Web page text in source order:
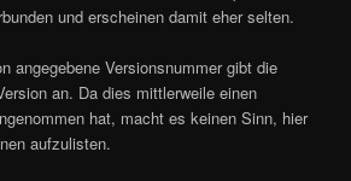
und erscheinen damit eher selten.
angegebene Versionsnummer gibt die
an. Da dies mittlerweile einen
hat, macht es keinen Sinn, hier
aufzulisten.